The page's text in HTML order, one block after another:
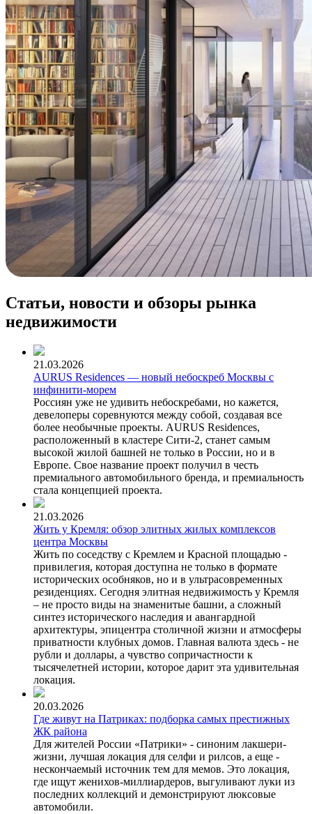
Статьи, новости и обзоры рынка
недвижимости
21.03.2026
AURUS Residences — новый небоскреб Москвы с
инфинити-морем
Россиян уже не удивить небоскребами, но кажется,
девелоперы соревнуются между собой, создавая все
более необычные проекты. AURUS Residences,
расположенный в кластере Сити-2, станет самым
высокой жилой башней не только в России, но и в
Европе. Свое название проект получил в честь
премиального автомобильного бренда, и премиальность
стала концепцией проекта.
21.03.2026
Жить у Кремля: обзор элитных жилых комплексов
центра Москвы
Жить по соседству с Кремлем и Красной площадью -
привилегия, которая доступна не только в формате
исторических особняков, но и в ультрасовременных
резиденциях. Сегодня элитная недвижимость у Кремля
– не просто виды на знаменитые башни, а сложный
синтез исторического наследия и авангардной
архитектуры, эпицентра столичной жизни и атмосферы
приватности клубных домов. Главная валюта здесь - не
рубли и доллары, а чувство сопричастности к
тысячелетней истории, которое дарит эта удивительная
локация.
20.03.2026
Где живут на Патриках: подборка самых престижных
ЖК района
Для жителей России «Патрики» - синоним лакшери-
жизни, лучшая локация для селфи и рилсов, а еще -
нескончаемый источник тем для мемов. Это локация,
где ищут женихов-миллиардеров, выгуливают луки из
последних коллекций и демонстрируют люксовые
автомобили.